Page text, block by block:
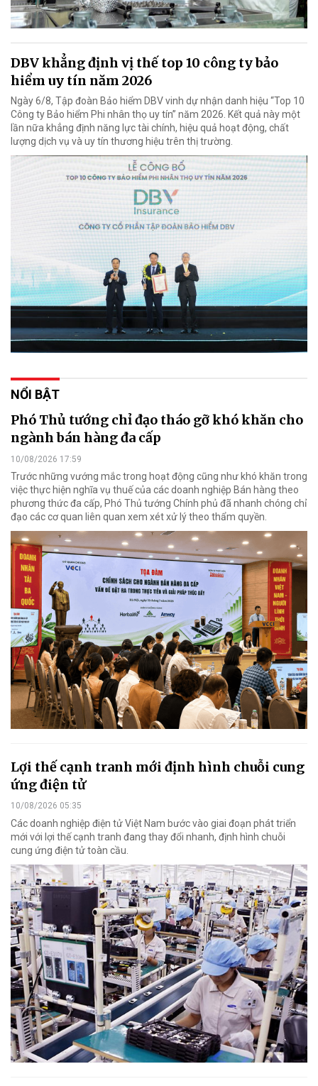
DBV khẳng định vị thế top 10 công ty bảo
hiểm uy tín năm 2026
Ngày 6/8, Tập đoàn Bảo hiểm DBV vinh dự nhận danh hiệu “Top 10
Công ty Bảo hiểm Phi nhân thọ uy tín” năm 2026. Kết quả này một
lần nữa khẳng định năng lực tài chính, hiệu quả hoạt động, chất
lượng dịch vụ và uy tín thương hiệu trên thị trường.
NỔI BẬT
Phó Thủ tướng chỉ đạo tháo gỡ khó khăn cho
ngành bán hàng đa cấp
10/08/2026 17:59
Trước những vướng mắc trong hoạt động cũng như khó khăn trong
việc thực hiện nghĩa vụ thuế của các doanh nghiệp Bán hàng theo
phương thức đa cấp, Phó Thủ tướng Chính phủ đã nhanh chóng chỉ
đạo các cơ quan liên quan xem xét xử lý theo thẩm quyền.
Lợi thế cạnh tranh mới định hình chuỗi cung
ứng điện tử
10/08/2026 05:35
Các doanh nghiệp điện tử Việt Nam bước vào giai đoạn phát triển
mới với lợi thế cạnh tranh đang thay đổi nhanh, định hình chuỗi
cung ứng điện tử toàn cầu.